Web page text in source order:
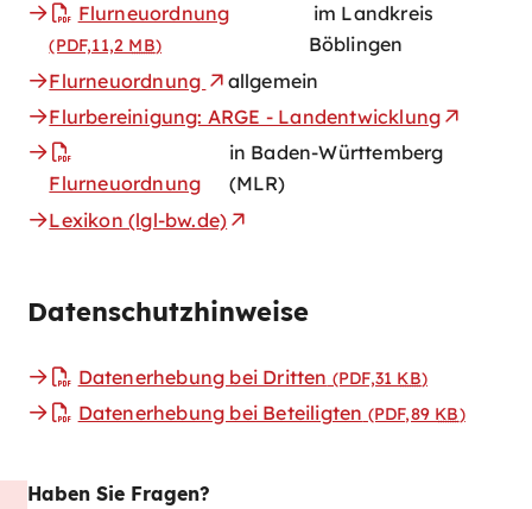
Flurneuordnung
(PDF,11,2 MB)
im Landkreis
Böblingen
Flurneuordnung
allgemein
Flurbereinigung: ARGE - Landentwicklung
Flurneuordnung
in Baden-Württemberg
(MLR)
Lexikon (lgl-bw.de)
Datenschutzhinweise
Datenerhebung bei Dritten (PDF,31 KB)
Datenerhebung bei Beteiligten (PDF,89 KB)
Haben Sie Fragen?